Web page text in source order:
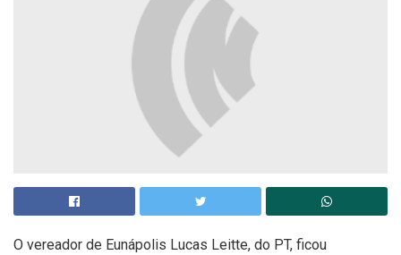
O vereador de Eunápolis Lucas Leitte, do PT, ficou